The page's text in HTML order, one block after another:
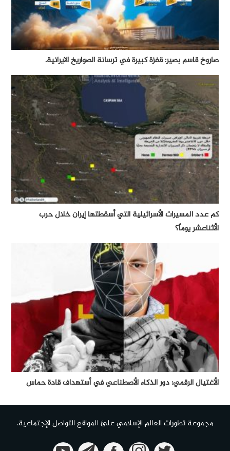
صاروخ قاسم بصير: قفزة كبيرة في ترسانة الصواريخ الايرانية.
كم عدد المسيرات الأسرائيلية التي أسقطتها إيران خلال حرب
الأثناعشر يوماً؟
الأغتيال الرقمي: دور الذكاء الأصطناعي في أستهداف قادة حماس
مجموعة تطورات العالم الإسلامي علئ المواقع التواصل الإجتماعية.